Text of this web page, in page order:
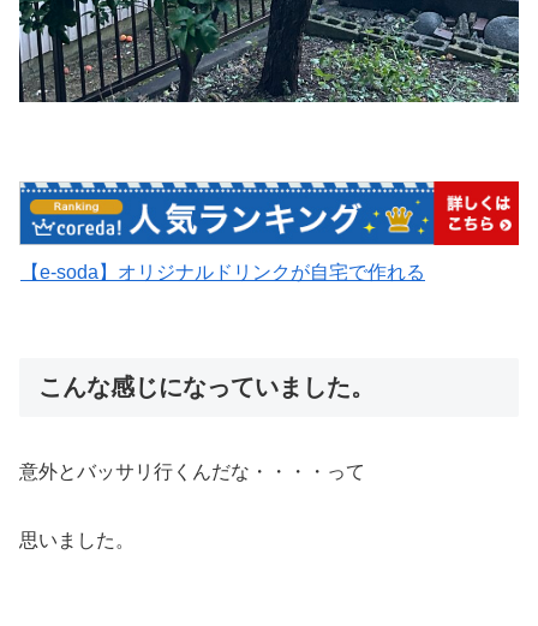
【e-soda】オリジナルドリンクが自宅で作れる
こんな感じになっていました。
意外とバッサリ行くんだな・・・・って
思いました。